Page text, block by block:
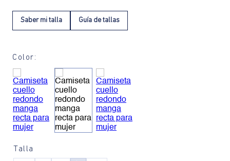
Saber mi talla Guía de tallas
Color:
Talla